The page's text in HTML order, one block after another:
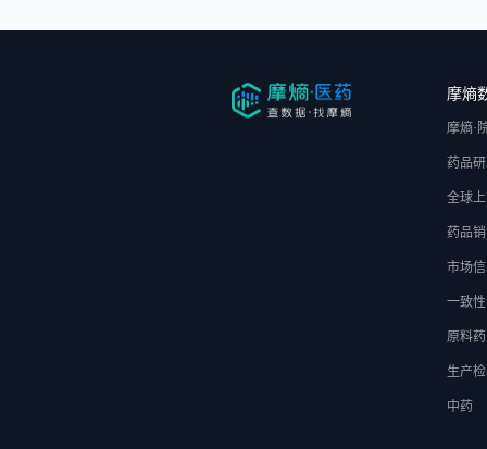
摩熵
摩熵·
药品
全球
药品
市场
一致
原料药
生产
中药